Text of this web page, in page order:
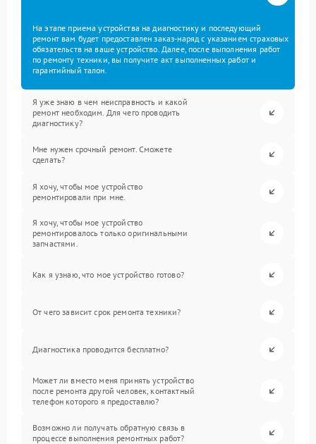
На этапе приема устройства на диагностику и последующий
ремонт вам будет предоставлен заказ-наряд с указанием страховых
обязательств на ваше устройство. Далее, после выполнения работ
по ремонту техники, вы получите акт выполненных работ и
гарантийный талон.
Я уже знаю в чем неисправность и какой
ремонт необходим. Для чего проводить
диагностику?
Мне нужен срочный ремонт. Сможете
сделать?
Я хочу, чтобы мое устройство
ремонтировали при мне.
Я хочу, чтобы мое устройство
ремонтировалось только оригинальными
запчастями.
Как я узнаю, что мое устройство готово?
От чего зависит срок ремонта техники?
Диагностика проводится бесплатно?
Может ли вместо меня принять устройство
после ремонта другой человек, контактный
телефон которого я предоставлю?
Возможно ли получать обратную связь в
процессе выполнения ремонтных работ?